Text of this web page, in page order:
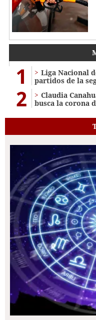
1
Liga Nacional
partidos de la
2
Claudia
busca la corona